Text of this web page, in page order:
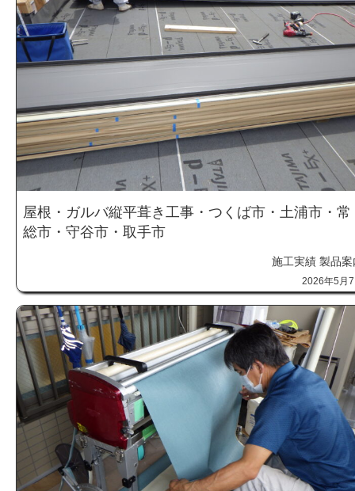
屋根・ガルバ縦平葺き工事・つくば市・土浦市・常
総市・守谷市・取手市
施工実績 製品案
2026年5月